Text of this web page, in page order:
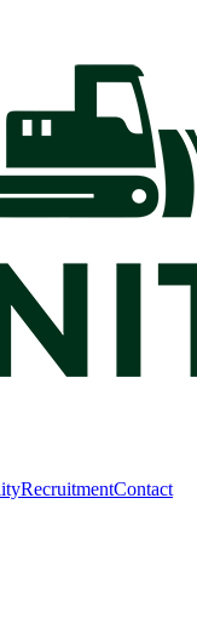
RecruitmentContact